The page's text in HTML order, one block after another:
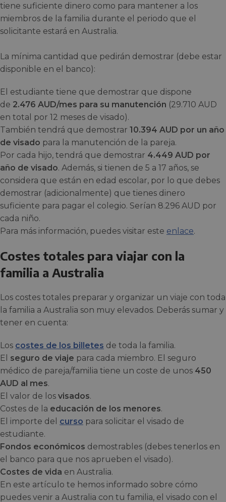
tiene suficiente dinero como para mantener a los
miembros de la familia durante el periodo que el
solicitante estará en Australia.
La mínima cantidad que pedirán demostrar (debe estar
disponible en el banco):
El estudiante tiene que demostrar que dispone
de 2.476 AUD/mes para su manutención (29.710 AUD
en total por 12 meses de visado).
También tendrá que demostrar 10.394 AUD por un año
de visado para la manutención de la pareja.
Por cada hijo, tendrá que demostrar 4.449 AUD por
año de visado. Además, si tienen de 5 a 17 años, se
considera que están en edad escolar, por lo que debes
demostrar (adicionalmente) que tienes dinero
suficiente para pagar el colegio. Serían 8.296 AUD por
cada niño.
Para más información, puedes visitar este enlace.
Costes totales para viajar con la
familia a Australia
Los costes totales preparar y organizar un viaje con toda
la familia a Australia son muy elevados. Deberás sumar y
tener en cuenta:
Los costes de los billetes de toda la familia.
El seguro de viaje para cada miembro. El seguro
médico de pareja/familia tiene un coste de unos 450
AUD al mes.
El valor de los visados.
Costes de la educación de los menores.
El importe del curso para solicitar el visado de
estudiante.
Fondos económicos demostrables (debes tenerlos en
el banco para que nos aprueben el visado).
Costes de vida en Australia.
En este artículo te hemos informado sobre cómo
puedes venir a Australia con tu familia, el visado con el